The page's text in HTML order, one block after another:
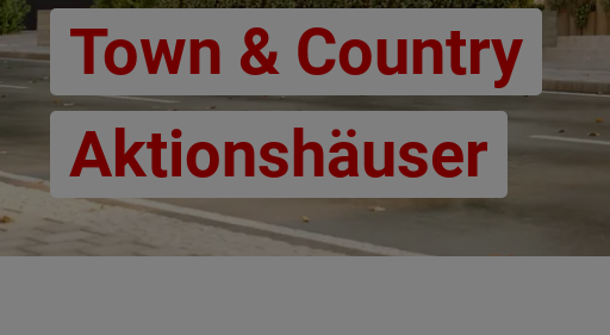
Town & Country
Aktionshäuser